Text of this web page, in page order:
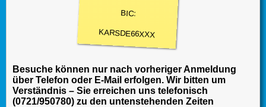
BIC:
KARSDE66XXX
Besuche können nur nach vorheriger Anmeldung
über Telefon oder E-Mail erfolgen. Wir bitten um
Verständnis – Sie erreichen uns telefonisch
(0721/950780) zu den untenstehenden Zeiten